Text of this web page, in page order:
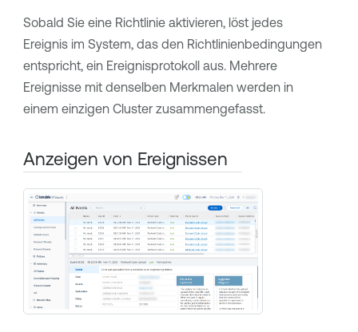
Sobald Sie eine Richtlinie aktivieren, löst jedes
Ereignis im System, das den Richtlinienbedingungen
entspricht, ein Ereignisprotokoll aus. Mehrere
Ereignisse mit denselben Merkmalen werden in
einem einzigen Cluster zusammengefasst.
Anzeigen von Ereignissen